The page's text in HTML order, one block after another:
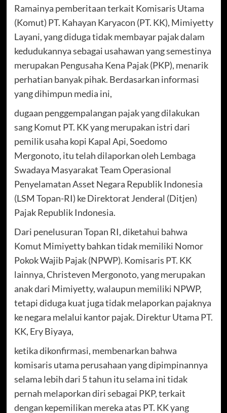
Ramainya pemberitaan terkait Komisaris Utama
(Komut) PT. Kahayan Karyacon (PT. KK), Mimiyetty
Layani, yang diduga tidak membayar pajak dalam
kedudukannya sebagai usahawan yang semestinya
merupakan Pengusaha Kena Pajak (PKP), menarik
perhatian banyak pihak. Berdasarkan informasi
yang dihimpun media ini,
dugaan penggempalangan pajak yang dilakukan
sang Komut PT. KK yang merupakan istri dari
pemilik usaha kopi Kapal Api, Soedomo
Mergonoto, itu telah dilaporkan oleh Lembaga
Swadaya Masyarakat Team Operasional
Penyelamatan Asset Negara Republik Indonesia
(LSM Topan-RI) ke Direktorat Jenderal (Ditjen)
Pajak Republik Indonesia.
Dari penelusuran Topan RI, diketahui bahwa
Komut Mimiyetty bahkan tidak memiliki Nomor
Pokok Wajib Pajak (NPWP). Komisaris PT. KK
lainnya, Christeven Mergonoto, yang merupakan
anak dari Mimiyetty, walaupun memiliki NPWP,
tetapi diduga kuat juga tidak melaporkan pajaknya
ke negara melalui kantor pajak. Direktur Utama PT.
KK, Ery Biyaya,
ketika dikonfirmasi, membenarkan bahwa
komisaris utama perusahaan yang dipimpinannya
selama lebih dari 5 tahun itu selama ini tidak
pernah melaporkan diri sebagai PKP, terkait
dengan kepemilikan mereka atas PT. KK yang